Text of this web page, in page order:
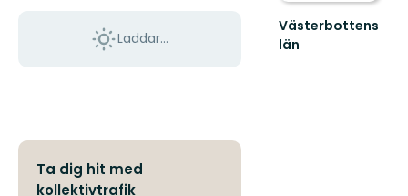
Laddar...
Ta dig hit med
kollektivtrafik
Västerbottens
län